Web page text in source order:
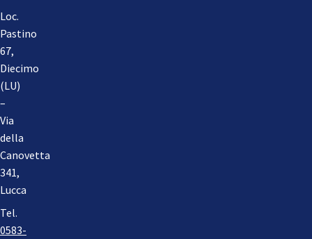
Loc.
Pastino
67,
Diecimo
(LU)
–
Via
della
Canovetta
341,
Lucca
Tel.
0583-